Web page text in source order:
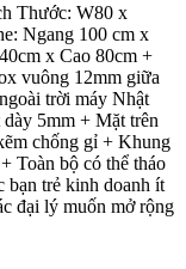
Thước: W80 x
Ngang 100 cm x
x Cao 80cm +
vuông 12mm giữa
trời máy Nhật
5mm + Mặt trên
chống gỉ + Khung
Toàn bộ có thể tháo
bạn trẻ kinh doanh ít
đại lý muốn mở rộng